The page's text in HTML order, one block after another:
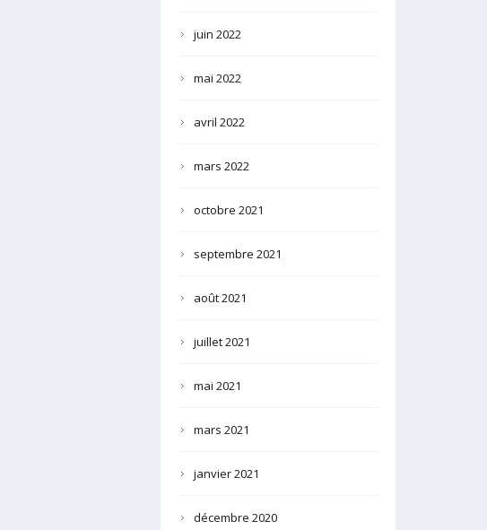
juin 2022
mai 2022
avril 2022
mars 2022
octobre 2021
septembre 2021
août 2021
juillet 2021
mai 2021
mars 2021
janvier 2021
décembre 2020